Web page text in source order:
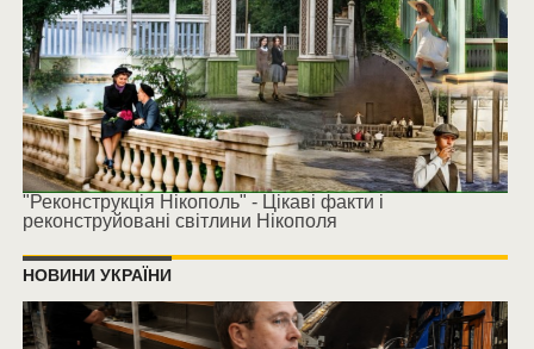
"Реконструкція Нікополь" - Цікаві факти і
реконструйовані світлини Нікополя
НОВИНИ УКРАЇНИ